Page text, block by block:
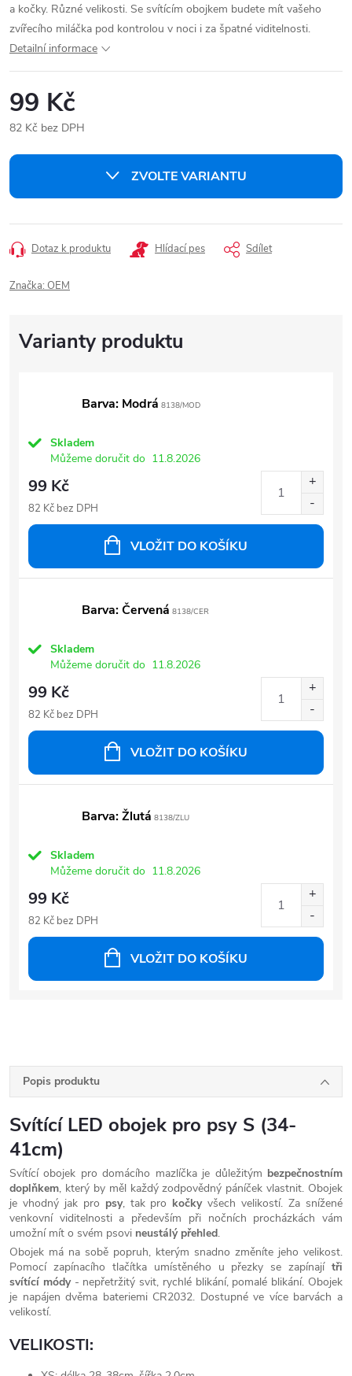
a kočky. Různé velikosti. Se svítícím obojkem budete mít vašeho
zvířecího miláčka pod kontrolou v noci i za špatné viditelnosti.
Detailní informace
99 Kč
82 Kč bez DPH
cena:
ZVOLTE VARIANTU
Dotaz k produktu Hlídací pes Sdílet
Značka: OEM
Barva: Modrá 8138/MOD
Skladem
Můžeme doručit do 11.8.2026
99 Kč
82 Kč bez DPH
VLOŽIT DO KOŠÍKU
Barva: Červená 8138/CER
Skladem
Můžeme doručit do 11.8.2026
99 Kč
82 Kč bez DPH
VLOŽIT DO KOŠÍKU
Barva: Žlutá 8138/ZLU
Skladem
Můžeme doručit do 11.8.2026
99 Kč
82 Kč bez DPH
VLOŽIT DO KOŠÍKU
Popis produktu
Svítící LED obojek pro psy S (34-
41cm)
Svítící obojek pro domácího mazlíčka je důležitým bezpečnostním
doplňkem, který by měl každý zodpovědný páníček vlastnit. Obojek
je vhodný jak pro psy, tak pro kočkyvšech velikostí. Za snížené
venkovní viditelnosti a především při nočních procházkách vám
umožní mít o svém psovi neustálý přehled.
Obojek má na sobě popruh, kterým snadno změníte jeho velikost.
Pomocí zapínacího tlačítka umístěného u přezky se zapínají tři
svítící módy - nepřetržitý svit, rychlé blikání, pomalé blikání. Obojek
je napájen dvěma bateriemi CR2032. Dostupné ve více barvách a
velikostí.
VELIKOSTI: